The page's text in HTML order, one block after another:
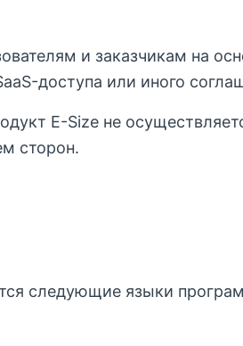
и заказчикам на
доступа или иного
E-Size не
сторон.
следующие языки